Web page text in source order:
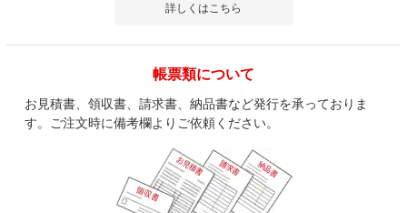
詳しくはこちら
帳票類について
お見積書、領収書、請求書、納品書など発行を承っておりま
す。ご注文時に備考欄よりご依頼ください。